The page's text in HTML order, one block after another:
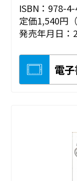
ISBN：978-
定価1,540円
発売年月日：
電